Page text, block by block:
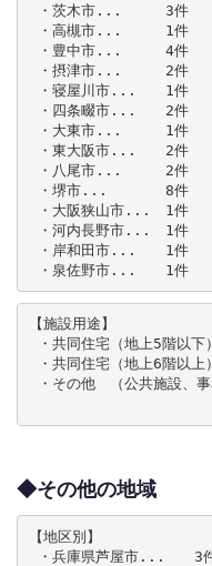
・茨木市...　　　3件
・高槻市...　　　1件
・豊中市...　　　4件
・摂津市...　　　2件
・寝屋川市...　　1件
・四条畷市...　　2件
・大東市...　　　1件
・東大阪市...　　2件
・八尾市...　　　2件
・堺市...　　　　8件
・大阪狭山市...　1件
・河内長野市...　1件
・岸和田市...　　1件
・泉佐野市...　　1件
【施設用途】
・共同住宅（地上5階以
・共同住宅（地上6階以
・その他　（公共施設、
...　
◆その他の地域
【地区別】
・兵庫県芦屋市...　　3